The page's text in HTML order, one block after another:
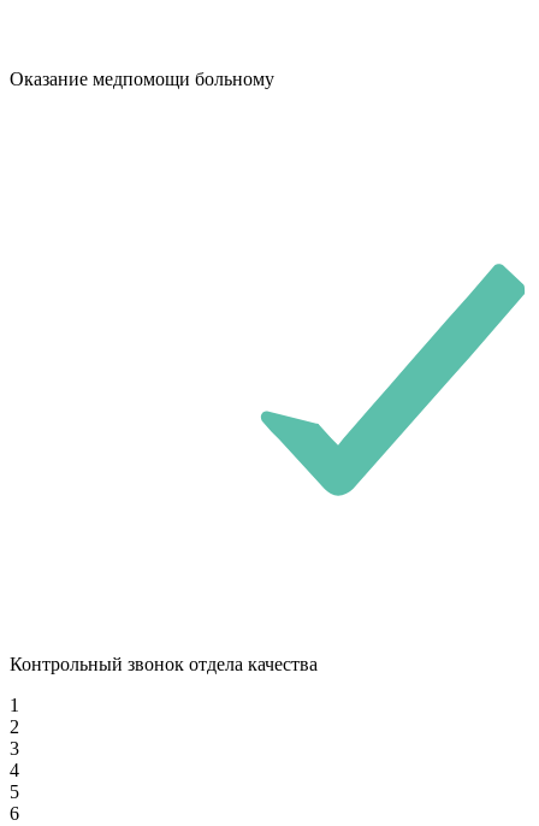
Оказание медпомощи больному
Контрольный звонок отдела качества
1
2
3
4
5
6